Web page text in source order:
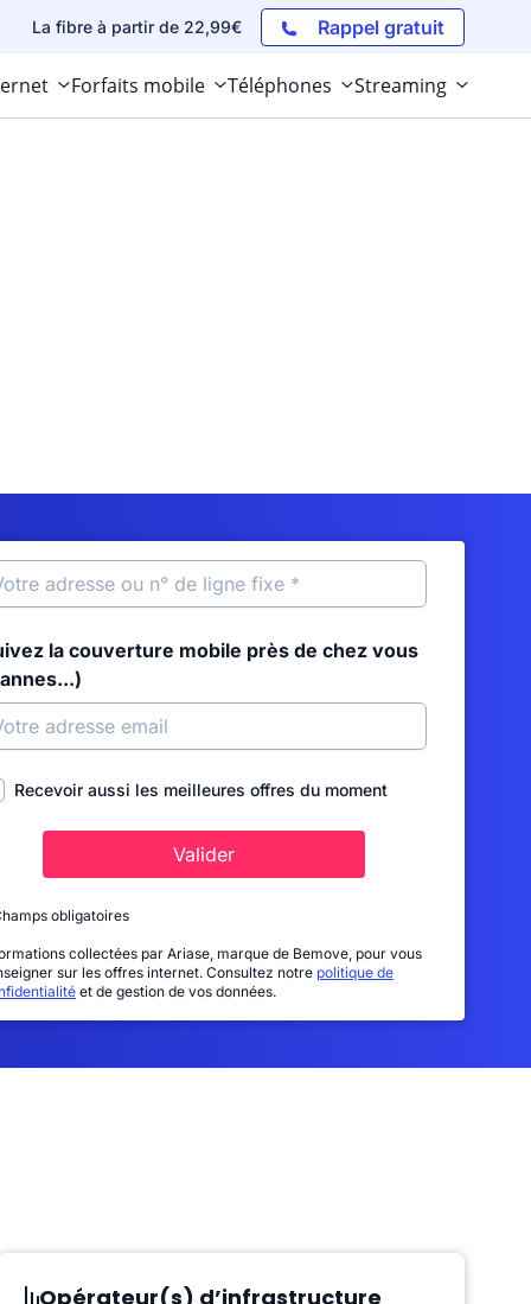
La fibre à partir de 22,99€ Rappel gratuit
Forfaits mobile Téléphones Streaming
la couverture mobile près de chez vous
Recevoir aussi les meilleures offres du moment
Valider
obligatoires
collectées par Ariase, marque de Bemove, pour vous
sur les offres internet. Consultez notre politique de
et de gestion de vos données.
Opérateur(s) d’infrastructure